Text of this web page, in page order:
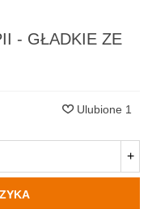
- GŁADKIE ZE
Ulubione 1
+